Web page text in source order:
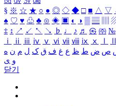
§ ※ ☆ ★ ○ ● ◎ ◇ ◆ □ ■ △ ▽
♠ ♡ ♥ ♧ ♣ ⊙ ◈ ▣ ◐ ◑ ▒ ▤
‡ ↕ ↗ ↙ ↖ ↘ ♭ ♩ ♪ ♬ ㉿ ㈜ №
ⅰ
ⅱ ⅲ ⅳ ⅴ ⅵ ⅶ ⅷ ⅸ ⅹ
ص ض ط ظ ع غ ف ق ک ل م ن ه
و ی
닫기